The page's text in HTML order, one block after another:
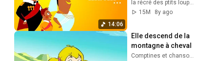
14:06
PRINCE comptine
pour bébé &
15M
8y ago
Elle descend de la
montagne à cheval